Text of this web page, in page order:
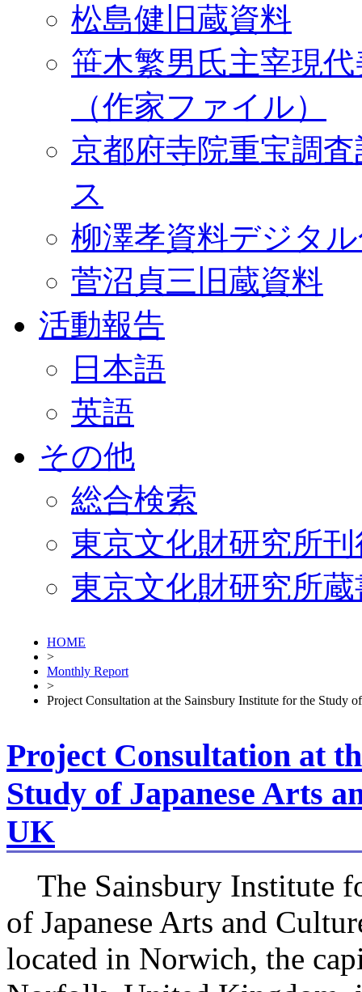
松島健旧蔵資料
笹木繁男氏主宰現
（作家ファイル）
京都府寺院重宝調
ス
柳澤孝資料デジタ
菅沼貞三旧蔵資料
活動報告
日本語
英語
その他
総合検索
東京文化財研究所
東京文化財研究所
HOME
>
Monthly Report
>
Project Consultation at the Sainsbury Institute for the Study
Project Consultation at
Study of Japanese Arts
UK
The Sainsbury Institute
of Japanese Arts and
located in Norwich, the